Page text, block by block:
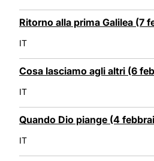
Ritorno alla prima Galilea (7
IT
Cosa lasciamo agli altri (6
IT
Quando Dio piange (4
IT